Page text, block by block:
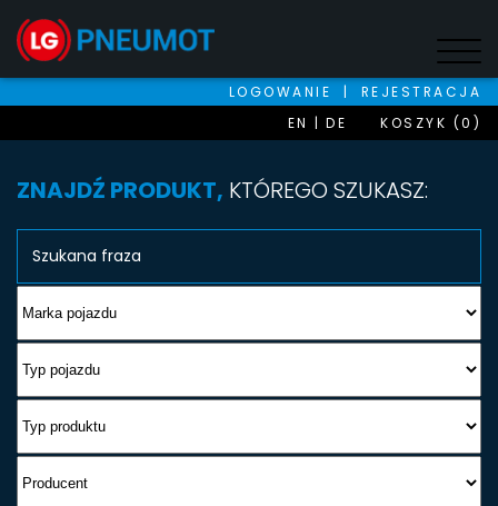
LOGOWANIE |
REJESTRACJA
EN
DE KOSZYK (0)
ZNAJDŹ PRODUKT, KTÓREGO SZUKASZ: